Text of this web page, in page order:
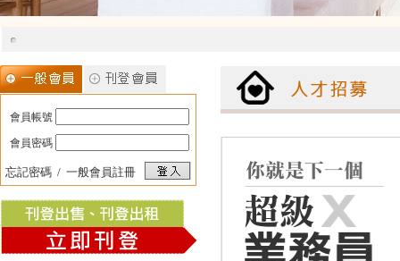
會員帳號
會員密碼
忘記密碼 / 一般會員註冊